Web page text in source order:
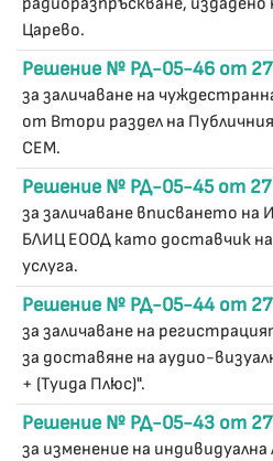
Царево.
Решение № РД-05-46 от 27
за заличаване на
от Втори раздел на
СЕМ.
Решение № РД-05-45 от 27
за заличаване вписването на
БЛИЦ ЕООД като доставчик на
услуга.
Решение № РД-05-44 от 27
за заличаване на
за доставяне на аудио-
+ (Туида Плюс)".
Решение № РД-05-43 от 27
за изменение на индивидуална